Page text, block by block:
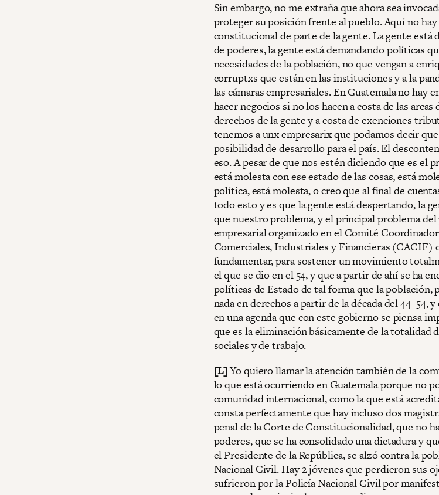
Sin embargo, no me extraña que ahora sea
proteger su posición frente al pueblo. Aquí no
constitucional de parte de la gente. La gente está
de poderes, la gente está demandando políticas
necesidades de la población, no que vengan a
corruptxs que están en las instituciones y a la
las cámaras empresariales. En Guatemala no hay
hacer negocios si no los hacen a costa de las
derechos de la gente y a costa de exenciones
tenemos a unx empresarix que podamos decir
posibilidad de desarrollo para el país. El
eso. A pesar de que nos estén diciendo que es el
está molesta con ese estado de las cosas, está
política, está molesta, o creo que al final de
todo esto y es que la gente está despertando, la
que nuestro problema, y el principal problema del
empresarial organizado en el Comité
Comerciales, Industriales y Financieras (CACIF)
fundamentar, para sostener un movimiento
el que se dio en el 54, y que a partir de ahí se ha
políticas de Estado de tal forma que la población,
nada en derechos a partir de la década del 44–54,
en una agenda que con este gobierno se piensa
que es la eliminación básicamente de la totalidad
sociales y de trabajo.
[L]Yo quiero llamar la atención también de la
lo que está ocurriendo en Guatemala porque no
comunidad internacional, como la que está
consta perfectamente que hay incluso dos
penal de la Corte de Constitucionalidad, que no
poderes, que se ha consolidado una dictadura y
el Presidente de la República, se alzó contra la
Nacional Civil. Hay 2 jóvenes que perdieron sus
sufrieron por la Policía Nacional Civil por